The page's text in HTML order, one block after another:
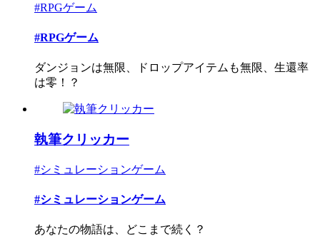
#RPGゲーム
#RPGゲーム
ダンジョンは無限、ドロップアイテムも無限、生還率
は零！？
執筆クリッカー
#シミュレーションゲーム
#シミュレーションゲーム
あなたの物語は、どこまで続く？